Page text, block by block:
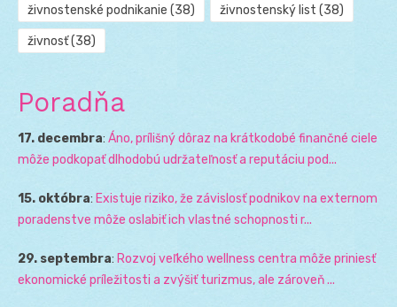
živnostenské podnikanie (38) živnostenský list (38)
živnosť(38)
Poradňa
17. decembra: Áno, prílišný dôraz na krátkodobé finančné ciele
môže podkopať dlhodobú udržateľnosť a reputáciu pod...
15. októbra: Existuje riziko, že závislosť podnikov na externom
poradenstve môže oslabiť ich vlastné schopnosti r...
29. septembra: Rozvoj veľkého wellness centra môže priniesť
ekonomické príležitosti a zvýšiť turizmus, ale zároveň ...